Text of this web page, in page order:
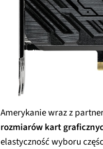
Amerykanie wraz z
rozmiarów kart
elastyczność wyboru